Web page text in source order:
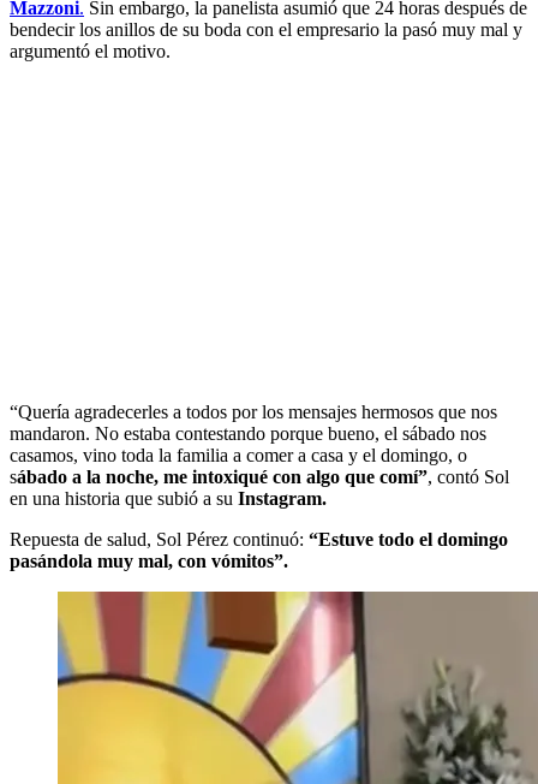
Mazzoni. Sin embargo, la panelista asumió que 24 horas después de
bendecir los anillos de su boda con el empresario la pasó muy mal y
argumentó el motivo.
“Quería agradecerles a todos por los mensajes hermosos que nos
mandaron. No estaba contestando porque bueno, el sábado nos
casamos, vino toda la familia a comer a casa y el domingo, o
sábado a la noche, me intoxiqué con algo que comí”, contó Sol
en una historia que subió a su Instagram.
Repuesta de salud, Sol Pérez continuó: “Estuve todo el domingo
pasándola muy mal, con vómitos”.